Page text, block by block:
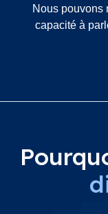
Nous pouvons
capacité à